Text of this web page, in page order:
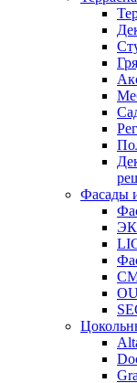
Фасады